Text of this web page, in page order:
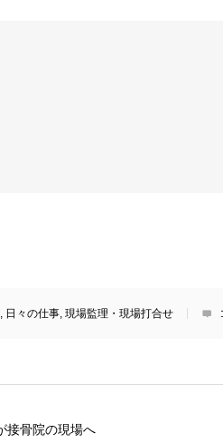
, 日々の仕事, 現場監理・現場打合せ
接骨院の現場へ